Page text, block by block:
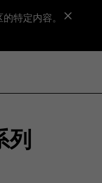
特定内容。
列